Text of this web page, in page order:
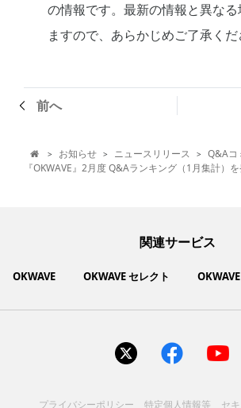
の情報です。最新の情報と異なる
ますので、あらかじめご了承くだ
前へ
 > お知らせ > ニュースリリース > Q&Aコ
『OKWAVE』2月度 Q&Aランキング（1月集計）を
関連サービス
OKWAVE OKWAVE セレクト
ト
い物サイト
ス
プライバシーポリシー 特定個人情報等 セ